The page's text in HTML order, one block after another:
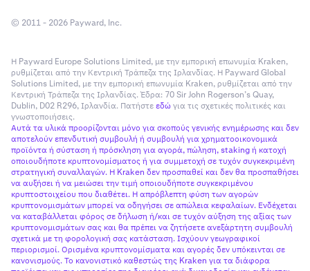
© 2011 - 2026 Payward, Inc.
Η Payward Europe Solutions Limited, με την εμπορική επωνυμία Kraken,
ρυθμίζεται από την Κεντρική Τράπεζα της Ιρλανδίας. Η Payward Global
Solutions Limited, με την εμπορική επωνυμία Kraken, ρυθμίζεται από την
Κεντρική Τράπεζα της Ιρλανδίας. Έδρα: 70 Sir John Rogerson’s Quay,
Dublin, D02 R296, Ιρλανδία. Πατήστεεδώγια τις σχετικές πολιτικές και
γνωστοποιήσεις.
Αυτά τα υλικά προορίζονται μόνο για σκοπούς γενικής ενημέρωσης και δεν
αποτελούν επενδυτική συμβουλή ή συμβουλή για χρηματοοικονομικά
προϊόντα ή σύσταση ή πρόσκληση για αγορά, πώληση, staking ή κατοχή
οποιουδήποτε κρυπτονομίσματος ή για συμμετοχή σε τυχόν συγκεκριμένη
στρατηγική συναλλαγών. Η Kraken δεν προσπαθεί και δεν θα προσπαθήσει
να αυξήσει ή να μειώσει την τιμή οποιουδήποτε συγκεκριμένου
κρυπτοστοιχείου που διαθέτει. Η απρόβλεπτη φύση των αγορών
κρυπτονομισμάτων μπορεί να οδηγήσει σε απώλεια κεφαλαίων. Ενδέχεται
να καταβάλλεται φόρος σε δήλωση ή/και σε τυχόν αύξηση της αξίας των
κρυπτονομισμάτων σας και θα πρέπει να ζητήσετε ανεξάρτητη συμβουλή
σχετικά με τη φορολογική σας κατάσταση. Ισχύουν γεωγραφικοί
περιορισμοί. Ορισμένα κρυπτονομίσματα και αγορές δεν υπόκεινται σε
κανονισμούς. Το κανονιστικό καθεστώς της Kraken για τα διάφορα